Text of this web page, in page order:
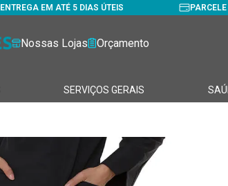
ENTREGA EM ATÉ 5 DIAS ÚTEIS
Nossas Lojas Orçamento
SERVIÇOS GERAIS